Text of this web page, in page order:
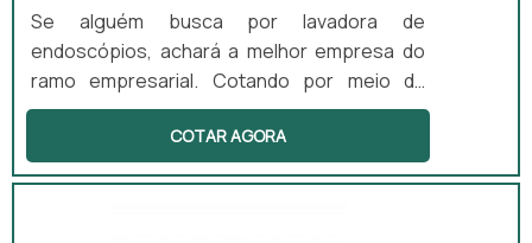
Se alguém busca por lavadora de
endoscópios, achará a melhor empresa do
ramo empresarial. Cotando por meio da
própria empresa e descobrindo a melhor
referência em qualidade.DIFERENCIAIS
IMPORTANTES DE LAVADORA DE
COTAR AGORA